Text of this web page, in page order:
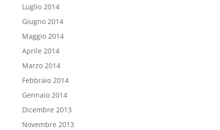
Luglio 2014
Giugno 2014
Maggio 2014
Aprile 2014
Marzo 2014
Febbraio 2014
Gennaio 2014
Dicembre 2013
Novembre 2013